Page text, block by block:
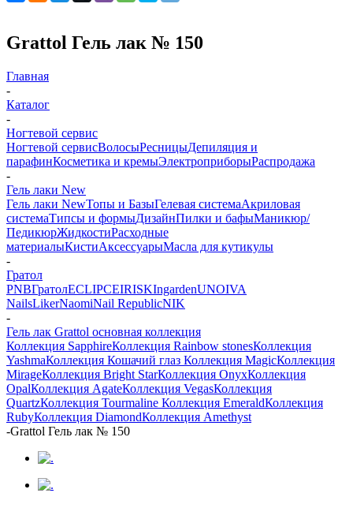
Grattol Гель лак № 150
Главная
-
Каталог
-
Ногтевой сервис
Ногтевой сервисВолосыРесницыДепиляция и
парафинКосметика и кремыЭлектроприборыРаспродажа
-
Гель лаки New
Гель лаки NewТопы и БазыГелевая системаАкриловая
системаТипсы и формыДизайнПилки и бафыМаникюр/
ПедикюрЖидкостиРасходные
материалыКистиАксессуарыМасла для кутикулы
-
Гратол
PNBГратолECLIPCEIRISKIngardenUNOIVA
NailsLikerNaomiNail RepublicNIK
-
Гель лак Grattol основная коллекция
Коллекция SapphireКоллекция Rainbow stonesКоллекция
YashmaКоллекция Кошачий глаз Коллекция MagicКоллекция
MirageКоллекция Bright StarКоллекция OnyxКоллекция
OpalКоллекция AgateКоллекция VegasКоллекция
QuartzКоллекция Tourmaline Коллекция EmeraldКоллекция
RubyКоллекция DiamondКоллекция Amethyst
-Grattol Гель лак № 150